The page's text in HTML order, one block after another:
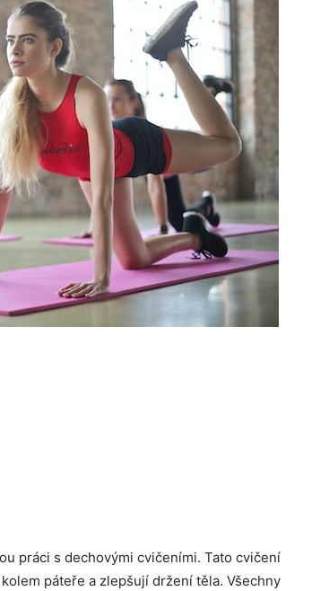
práci s dechovými cvičeními. Tato cvičení
páteře a zlepšují držení těla. Všechny